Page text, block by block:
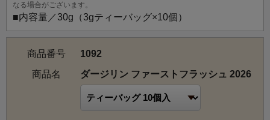
なる場合がございます。
■内容量／30g（3gティーバッグ×10個）
商品番号
1092
商品名
ダージリン ファーストフラッシュ 2026